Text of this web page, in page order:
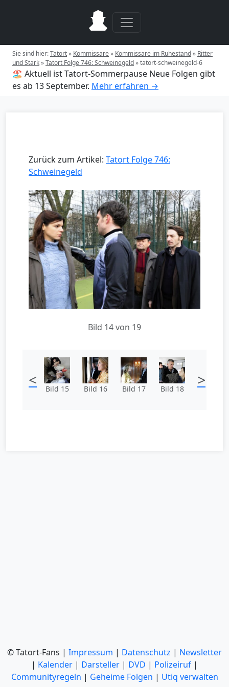
Sie sind hier:Tatort» Kommissare» Kommissare im Ruhestand» Ritter
und Stark»Tatort Folge 746: Schweinegeld»tatort-schweinegeld-6
🏖️ Aktuell ist Tatort-Sommerpause Neue Folgen gibt
es ab 13 September. Mehr erfahren →
Zurück zum Artikel: Tatort Folge 746:
Schweinegeld
Bild 14 von 19
< Bild 15 Bild 16 Bild 17 Bild 18 >
© Tatort-Fans | Impressum | Datenschutz | Newsletter
| Kalender | Darsteller | DVD | Polizeiruf |
Communityregeln | Geheime Folgen | Utiq verwalten